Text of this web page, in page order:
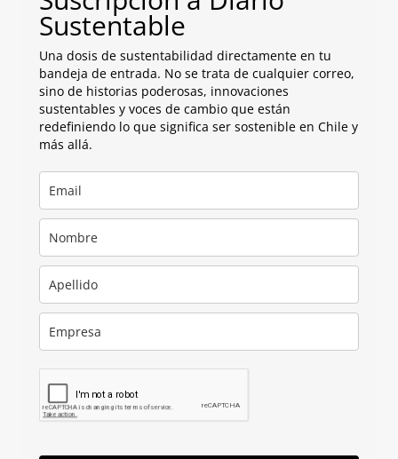
Sustentable
Una dosis de sustentabilidad directamente en tu
bandeja de entrada. No se trata de cualquier correo,
sino de historias poderosas, innovaciones
sustentables y voces de cambio que están
redefiniendo lo que significa ser sostenible en Chile y
más allá.